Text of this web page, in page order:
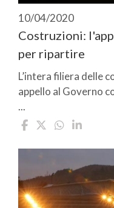
10/04/2020
Costruzioni:
per ripartire
L’intera filiera delle
appello al Governo
...